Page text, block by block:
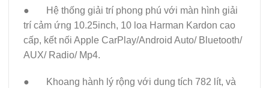
● Hệ thống giải trí phong phú với màn hình giải
trí cảm ứng 10.25inch, 10 loa Harman Kardon cao
cấp, kết nối Apple CarPlay/Android Auto/ Bluetooth/
AUX/ Radio/ Mp4.
● Khoang hành lý rộng với dung tích 782 lít, và